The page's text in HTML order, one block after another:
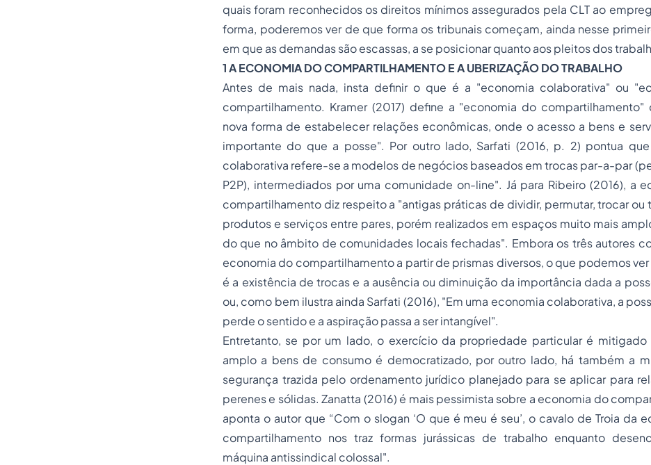
quais foram reconhecidos os direitos mínimos assegurados pela CLT ao
forma, poderemos ver de que forma os tribunais começam, ainda nesse
em que as demandas são escassas, a se posicionar quanto aos pleitos dos
1 A ECONOMIA DO COMPARTILHAMENTO E A UBERIZAÇÃO DO TRABALHO
Antes de mais nada, insta definir o que é a "economia colaborativa" ou
compartilhamento. Kramer (2017) define a "economia do compartilhamento"
nova forma de estabelecer relações econômicas, onde o acesso a bens e
importante do que a posse". Por outro lado, Sarfati (2016, p. 2) pontua
colaborativa refere-se a modelos de negócios baseados em trocas par-a-par
P2P), intermediados por uma comunidade on-line". Já para Ribeiro (2016), a
compartilhamento diz respeito a "antigas práticas de dividir, permutar, trocar ou
produtos e serviços entre pares, porém realizados em espaços muito mais
do que no âmbito de comunidades locais fechadas". Embora os três autores
economia do compartilhamento a partir de prismas diversos, o que podemos
é a existência de trocas e a ausência ou diminuição da importância dada a
ou, como bem ilustra ainda Sarfati (2016), "Em uma economia colaborativa, a
perde o sentido e a aspiração passa a ser intangível".
Entretanto, se por um lado, o exercício da propriedade particular é
amplo a bens de consumo é democratizado, por outro lado, há também a
segurança trazida pelo ordenamento jurídico planejado para se aplicar para
perenes e sólidas. Zanatta (2016) é mais pessimista sobre a economia do
aponta o autor que “Com o slogan ‘O que é meu é seu’, o cavalo de Troia da
compartilhamento nos traz formas jurássicas de trabalho enquanto
máquina antissindical colossal".